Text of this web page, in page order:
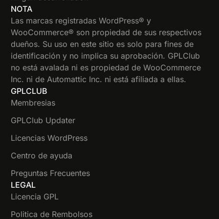
NOTA
Las marcas registradas WordPress® y
WooCommerce® son propiedad de sus respectivos
dueños. Su uso en este sitio es solo para fines de
identificación y no implica su aprobación. GPLClub
no está avalada ni es propiedad de WooCommerce
Inc. ni de Automattic Inc. ni está afiliada a ellas.
GPLCLUB
Membresias
GPLClub Updater
Licencias WordPress
Centro de ayuda
Preguntas Frecuentes
LEGAL
Licencia GPL
Politica de Rembolsos